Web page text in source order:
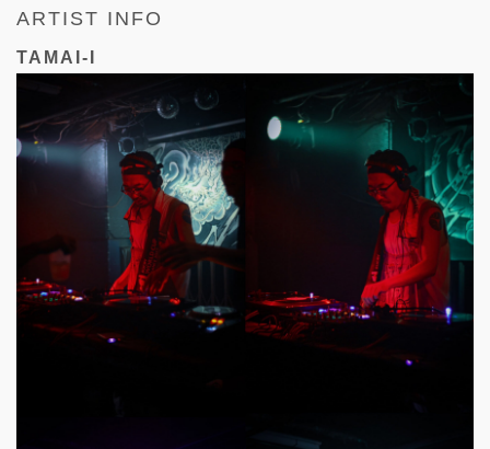
ARTIST INFO
TAMAI-I